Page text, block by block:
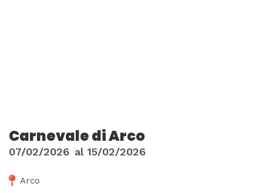
Carnevale di Arco
07/02/2026 al 15/02/2026
Arco